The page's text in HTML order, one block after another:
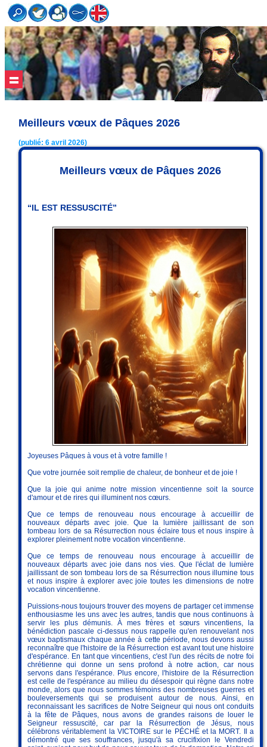
Meilleurs vœux de Pâques 2026
(publié: 6 avril 2026)
Meilleurs vœux de Pâques 2026
“IL EST RESSUSCITÉ”
Joyeuses Pâques à vous et à votre famille !
Que votre journée soit remplie de chaleur, de bonheur et de joie !
Que la joie qui anime notre mission vincentienne soit la source
d'amour et de rires qui illuminent nos cœurs.
Que ce temps de renouveau nous encourage à accueillir de
nouveaux départs avec joie. Que la lumière jaillissant de son
tombeau lors de sa Résurrection nous éclaire tous et nous inspire à
explorer pleinement notre vocation vincentienne.
Que ce temps de renouveau nous encourage à accueillir de
nouveaux départs avec joie dans nos vies. Que l'éclat de lumière
jaillissant de son tombeau lors de sa Résurrection nous illumine tous
et nous inspire à explorer avec joie toutes les dimensions de notre
vocation vincentienne.
Puissions-nous toujours trouver des moyens de partager cet immense
enthousiasme les uns avec les autres, tandis que nous continuons à
servir les plus démunis. À mes frères et sœurs vincentiens, la
bénédiction pascale ci-dessus nous rappelle qu'en renouvelant nos
vœux baptismaux chaque année à cette période, nous devons aussi
reconnaître que l'histoire de la Résurrection est avant tout une histoire
d'espérance. En tant que vincentiens, c'est l'un des récits de notre foi
chrétienne qui donne un sens profond à notre action, car nous
servons dans l'espérance. Plus encore, l'histoire de la Résurrection
est celle de l'espérance au milieu du désespoir qui règne dans notre
monde, alors que nous sommes témoins des nombreuses guerres et
bouleversements qui se produisent autour de nous. Ainsi, en
reconnaissant les sacrifices de Notre Seigneur qui nous ont conduits
à la fête de Pâques, nous avons de grandes raisons de louer le
Seigneur ressuscité, car par la Résurrection de Jésus, nous
célébrons véritablement la VICTOIRE sur le PÉCHÉ et la MORT. Il a
démontré que ses souffrances, jusqu'à sa crucifixion le Vendredi